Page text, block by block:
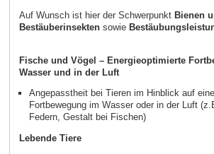
Auf Wunsch ist hier der Schwerpunkt Bienen
Bestäuberinsekten sowie
Fische und Vögel – Energieoptimierte
Wasser und in der Luft
Angepasstheit bei Tieren im Hinblick auf
Fortbewegung im Wasser oder in der Luft
Federn, Gestalt bei Fischen)
Lebende Tiere